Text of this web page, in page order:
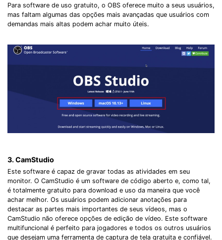
Para software de uso gratuito, o OBS oferece muito a seus usuários,
mas faltam algumas das opções mais avançadas que usuários com
demandas mais altas podem achar muito úteis.
3.CamStudio
Este software é capaz de gravar todas as atividades em seu
monitor. O CamStudio é um software de código aberto e, como tal,
é totalmente gratuito para download e uso da maneira que você
achar melhor. Os usuários podem adicionar anotações para
destacar as partes mais importantes de seus vídeos, mas o
CamStudio não oferece opções de edição de vídeo. Este software
multifuncional é perfeito para jogadores e todos os outros usuários
que desejam uma ferramenta de captura de tela gratuita e confiável.